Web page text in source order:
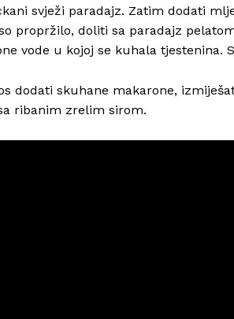
svježi paradajz. Zatim dodati
propržilo, doliti sa paradajz
vode u kojoj se kuhala tjestenina.
dodati skuhane makarone,
ribanim zrelim sirom.